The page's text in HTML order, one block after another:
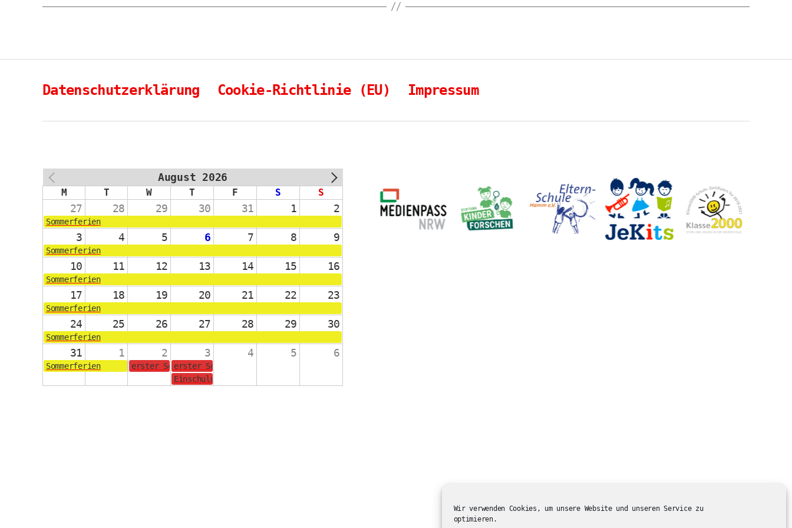
Wir verwenden Cookies, um unsere Website und unseren Service zu
optimieren.
Datenschutzerklärung Cookie-Richtlinie (EU) Impressum
August 2026
M T W T F S S
27 28 29 30 31 1 2
Sommerferien
3 4 5 6 7 8 9
Sommerferien
10 11 12 13 14 15 16
Sommerferien
17 18 19 20 21 22 23
Sommerferien
24 25 26 27 28 29 30
Sommerferien
31 1 2 3 4 5 6
Sommerferien erster Schultag für die Jahrgänge 2-4
erster Schultag für die Schulanfänger:innen
Einschulungsgottesdienst in der ev. Kirche